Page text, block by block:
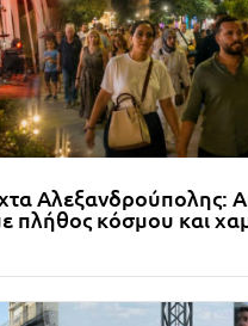
Αλεξανδρούπολης:
πλήθος κόσμου και